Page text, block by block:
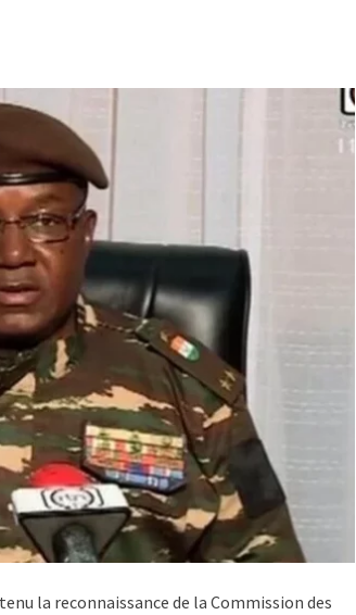
la reconnaissance de la Commission des